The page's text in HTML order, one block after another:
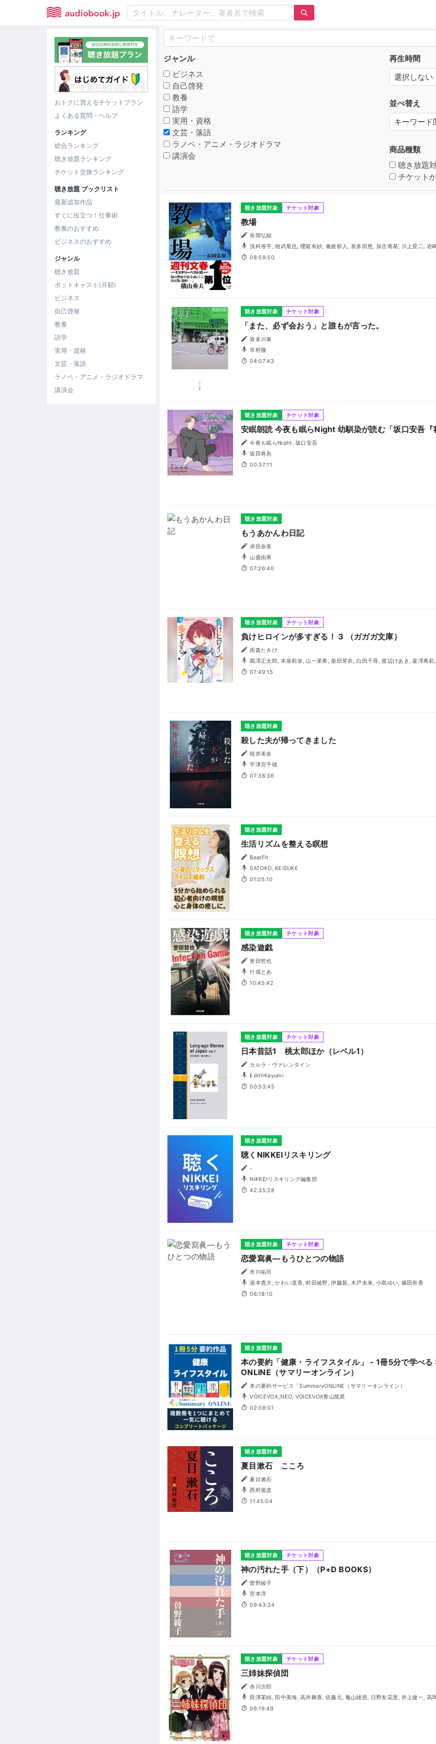
おトクに買えるチケットプラン
よくある質問・ヘルプ
ランキング
総合ランキング
聴き放題ランキング
チケット交換ランキング
聴き放題 ブックリスト
最新追加作品
すぐに役立つ！仕事術
教養のおすすめ
ビジネスのおすすめ
ジャンル
聴き放題
ポッドキャスト(月額)
ビジネス
自己啓発
教養
語学
実用・資格
文芸・落語
ラノベ・アニメ・ラジオドラマ
講演会
ジャンル
ビジネス
自己啓発
教養
語学
実用・資格
文芸・落語
ラノベ・アニメ・ラジオドラマ
講演会
再生時間
並べ替え
商品種類
聴き放題
チケット
聴き放題対象 チケット対象
教場
長岡弘樹
浅科准平, 徳武竜也, 櫻庭有紗, 兼政郁人, 喜多田悠, 加古将基, 川上晃二, 岩
08:59:50
聴き放題対象 チケット対象
「また、必ず会おう」と誰もが言った。
喜多川泰
市村徹
04:07:43
聴き放題対象 チケット対象
安眠朗読 今夜も眠らNight 幼馴染が読む「坂口安吾『
今夜も眠らNight, 坂口安吾
坂田将吾
00:37:11
聴き放題対象
もうあかんわ日記
岸田奈美
山盛由果
07:26:40
聴き放題対象 チケット対象
負けヒロインが多すぎる！ 3 （ガガガ文庫）
雨森たきび
鵜澤正太郎, 本泉莉奈, 山一茉希, 柴田芽衣, 白田千尋, 渡辺けあき, 釜澤希莉, 伊駒ゆりえ, 森川真紗子, 藪根
依泉
07:49:15
聴き放題対象
殺した夫が帰ってきました
桜井美奈
宇津宮千穂
07:38:36
聴き放題対象
生活リズムを整える瞑想
BeatFit
SATOKO, KEISUKE
01:05:10
聴き放題対象 チケット対象
感染遊戯
誉田哲也
行成とあ
10:45:42
聴き放題対象 チケット対象
日本昔話1 桃太郎ほか（レベル1）
カルラ・ヴァレンタイン
EdithKayumi
00:53:45
聴き放題対象
聴くNIKKEIリスキリング
-
NIKKEIリスキリング編集部
42:35:28
聴き放題対象 チケット対象
恋愛寫眞―もうひとつの物語
市川拓司
湯本貴大, かわい凛香, 村田綾野, 伊藤新, 木戸未来, 小島ゆい, 篠田有香
06:18:10
聴き放題対象
本の要約「健康・ライフスタイル」 - 1冊5分で学べ
ONLINE（サマリーオンライン）
本の要約サービス「SummaryONLINE（サマリーオンライン）
VOICEVOX_NEO, VOICEVOX青山龍星
02:08:01
聴き放題対象
夏目漱石 こころ
夏目漱石
西村俊彦
11:45:04
聴き放題対象 チケット対象
神の汚れた手（下）（P+D BOOKS）
曽野綾子
宮本淳
09:43:34
聴き放題対象 チケット対象
三姉妹探偵団
赤川次郎
藤亜由美, 川上晃二, 市村徹
06:19:49